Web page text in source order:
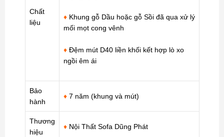
Chất
liệu
♦ Khung gỗ Dầu hoặc gỗ Sồi đã qua xử lý
mối mọt cong vênh
♦ Đệm mút D40 liền khối kết hợp lò xo
ngồi êm ái
Bảo
hành
♦ 7 năm (khung và mút)
Thương
hiệu
♦ Nội Thất Sofa Dũng Phát